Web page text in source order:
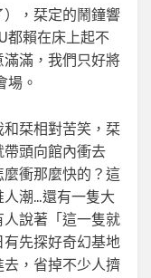
，栞定的鬧鐘響
都賴在床上起不
滿，我們只好將
場。
栞相對苦笑，栞
頭向館內衝去
麼衝那麼快的？這
潮…還有一隻大
說著「這一隻就
先探好奇幻基地
，省掉不少人擠